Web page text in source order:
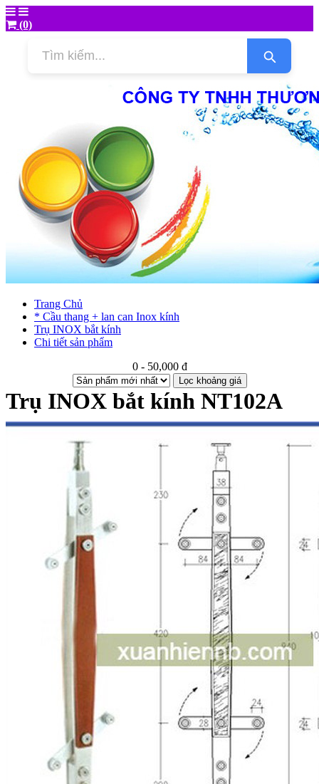
(0)
Trang Chủ
* Cầu thang + lan can Inox kính
Trụ INOX bắt kính
Chi tiết sản phẩm
0 - 50,000 đ
Lọc khoảng giá
Trụ INOX bắt kính NT102A